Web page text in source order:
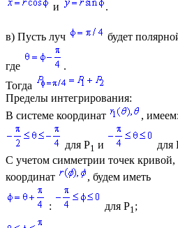
и
.
в) Пусть луч будет
где
.
Тогда
Пределы интегрирования:
В системе координат
, имеем:
для P1 и для
С учетом симметрии точек кривой,
координат
, будем иметь
: для P1;